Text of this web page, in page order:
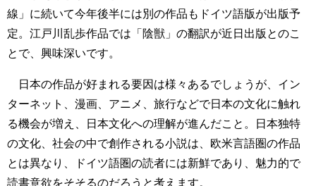
線」に続いて今年後半には別の作品もドイツ語版が出版予
定。江戸川乱歩作品では「陰獣」の翻訳が近日出版とのこ
とで、興味深いです。
日本の作品が好まれる要因は様々あるでしょうが、イン
ターネット、漫画、アニメ、旅行などで日本の文化に触れ
る機会が増え、日本文化への理解が進んだこと。日本独特
の文化、社会の中で創作される小説は、欧米言語圏の作品
とは異なり、ドイツ語圏の読者には新鮮であり、魅力的で
読書意欲をそそるのだろうと考えます。